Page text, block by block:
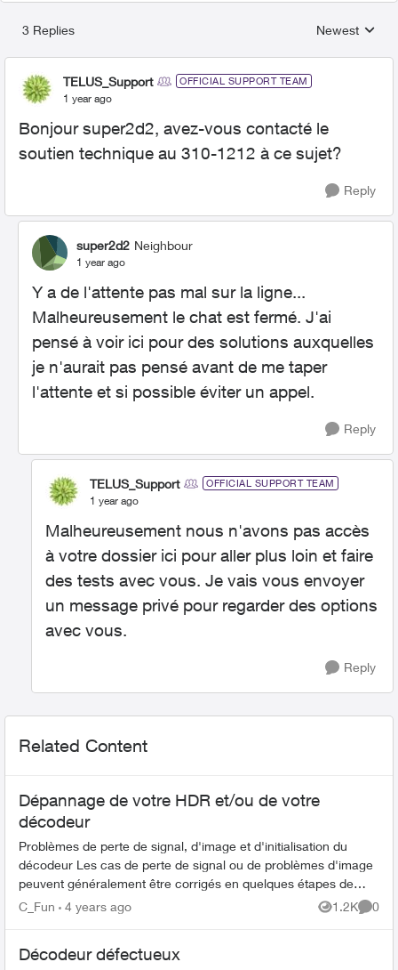
3 Replies
Replies
Newest
TELUS_Support OFFICIAL SUPPORT TEAM
1 year ago
Bonjour super2d2, avez-vous contacté le
soutien technique au 310-1212 à ce sujet?
Reply
super2d2 Neighbour
1 year ago
Y a de l'attente pas mal sur la ligne...
Malheureusement le chat est fermé. J'ai
pensé à voir ici pour des solutions auxquelles
je n'aurait pas pensé avant de me taper
l'attente et si possible éviter un appel.
Reply
TELUS_Support OFFICIAL SUPPORT TEAM
1 year ago
Malheureusement nous n'avons pas accès
à votre dossier ici pour aller plus loin et faire
des tests avec vous. Je vais vous envoyer
un message privé pour regarder des options
avec vous.
Reply
Related Content
Dépannage de votre HDR et/ou de votre
décodeur
Problèmes de perte de signal, d'image et d'initialisation du
décodeur Les cas de perte de signal ou de problèmes d'image
peuvent généralement être corrigés en quelques étapes de
dépannage sim...
C_Fun 4 years ago 1.2K
Views
0
Décodeur défectueux